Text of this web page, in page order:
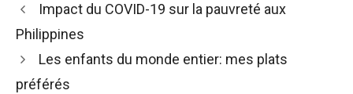
Impact du COVID-19 sur la pauvreté aux
Philippines
Les enfants du monde entier: mes plats
préférés